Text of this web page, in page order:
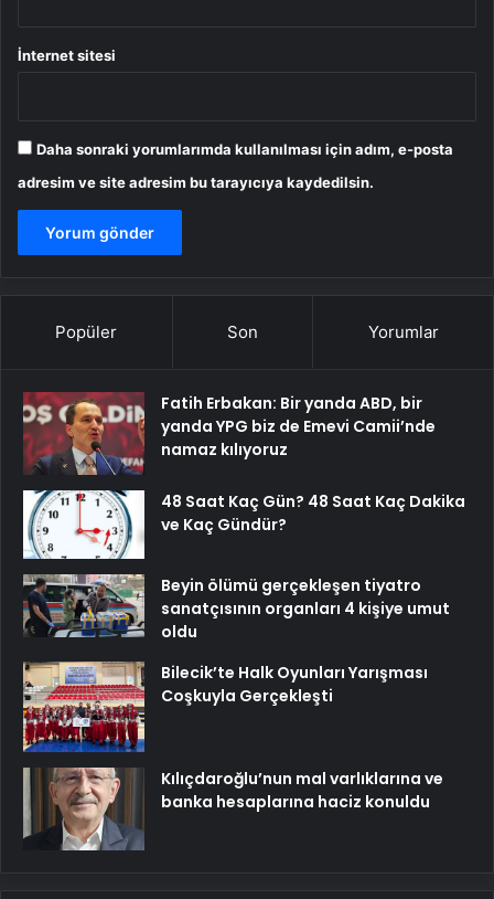
İnternet sitesi
Daha sonraki yorumlarımda kullanılması için adım, e-posta
adresim ve site adresim bu tarayıcıya kaydedilsin.
Popüler Son Yorumlar
Fatih Erbakan: Bir yanda ABD, bir
yanda YPG biz de Emevi Camii’nde
namaz kılıyoruz
48 Saat Kaç Gün? 48 Saat Kaç Dakika
ve Kaç Gündür?
Beyin ölümü gerçekleşen tiyatro
sanatçısının organları 4 kişiye umut
oldu
Bilecik’te Halk Oyunları Yarışması
Coşkuyla Gerçekleşti
Kılıçdaroğlu’nun mal varlıklarına ve
banka hesaplarına haciz konuldu